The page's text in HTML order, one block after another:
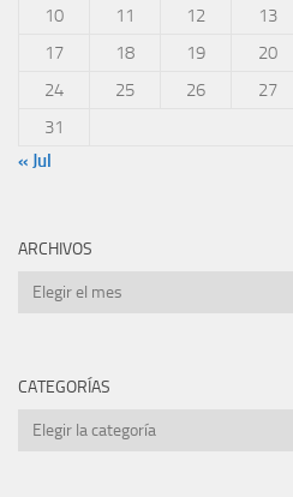
10
11 12 13
17
18 19 20
24
25 26 27
31
« Jul
ARCHIVOS
Archivos
CATEGORÍAS
Categorías